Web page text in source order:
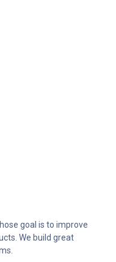
goal is to improve
We build great